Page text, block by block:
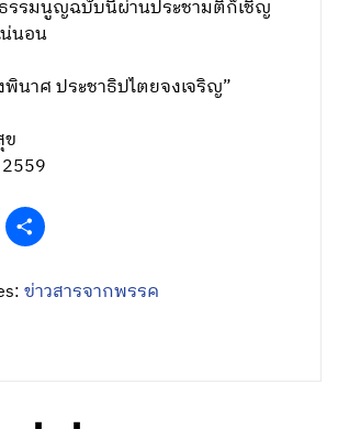
รรมนูญฉบับนี้ผ่านประชามติก็เชิญ
นอน
พินาศ ประชาธิปไตยจงเจริญ”
Twitter
ข่าวสารจากพรรค